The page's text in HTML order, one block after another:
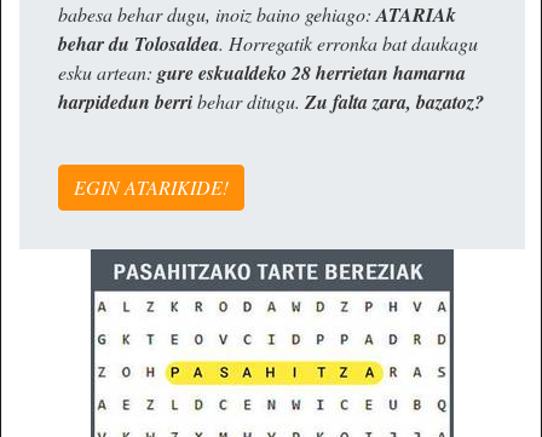
babesa behar dugu, inoiz baino gehiago:ATARIAk
behar du Tolosaldea. Horregatik erronka bat daukagu
esku artean: gure eskualdeko 28 herrietan hamarna
harpidedun berribehar ditugu. Zu falta zara, bazatoz?
EGIN ATARIKIDE!